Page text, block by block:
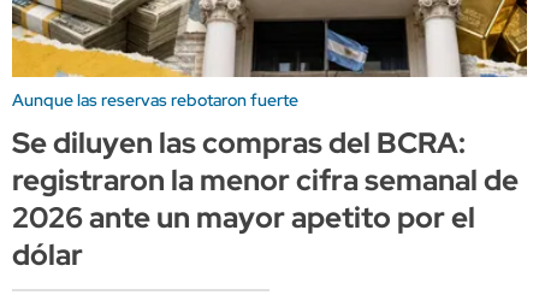
Aunque las reservas rebotaron fuerte
Se diluyen las compras del BCRA:
registraron la menor cifra semanal de
2026 ante un mayor apetito por el
dólar